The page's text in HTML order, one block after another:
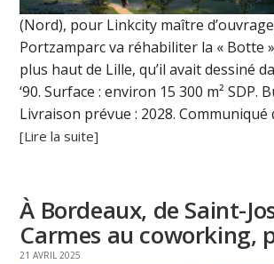
(Nord), pour Linkcity maître
Portzamparc va réhabiliter la « Botte
plus haut de Lille, qu’il avait dessiné
‘90. Surface : environ 15 300 m² SDP.
Livraison prévue : 2028. Communiqué
[Lire la suite]
À Bordeaux, de Saint-
Carmes au coworking,
21 AVRIL 2025